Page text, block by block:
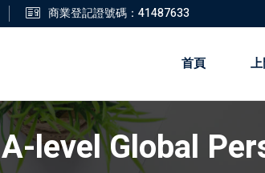
商業登記證號碼：41487633
首頁
A-level Global
登錄 註冊